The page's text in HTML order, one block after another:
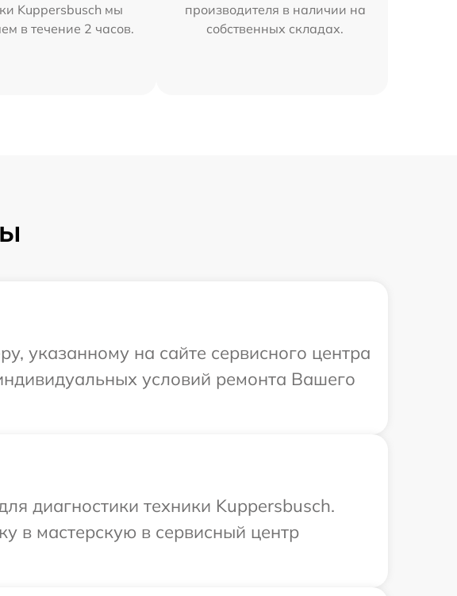
Kuppersbusch мы
в течение 2 часов.
производителя в наличии на
собственных складах.
указанному на сайте сервисного центра
условий ремонта Вашего
диагностики техники Kuppersbusch.
в мастерскую в сервисный центр